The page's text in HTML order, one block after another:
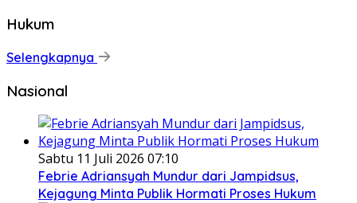
Hukum
Selengkapnya
Nasional
Sabtu 11 Juli 2026 07:10
Febrie Adriansyah Mundur dari Jampidsus,
Kejagung Minta Publik Hormati Proses Hukum